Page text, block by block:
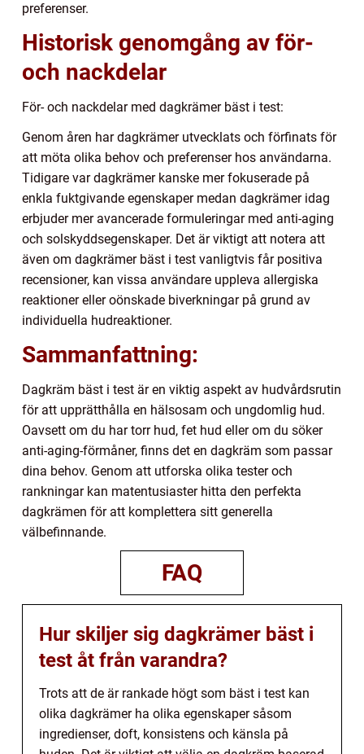
preferenser.
Historisk genomgång av för-
och nackdelar
För- och nackdelar med dagkrämer bäst i test:
Genom åren har dagkrämer utvecklats och förfinats för
att möta olika behov och preferenser hos användarna.
Tidigare var dagkrämer kanske mer fokuserade på
enkla fuktgivande egenskaper medan dagkrämer idag
erbjuder mer avancerade formuleringar med anti-aging
och solskyddsegenskaper. Det är viktigt att notera att
även om dagkrämer bäst i test vanligtvis får positiva
recensioner, kan vissa användare uppleva allergiska
reaktioner eller oönskade biverkningar på grund av
individuella hudreaktioner.
Sammanfattning:
Dagkräm bäst i test är en viktig aspekt av hudvårdsrutin
för att upprätthålla en hälsosam och ungdomlig hud.
Oavsett om du har torr hud, fet hud eller om du söker
anti-aging-förmåner, finns det en dagkräm som passar
dina behov. Genom att utforska olika tester och
rankningar kan matentusiaster hitta den perfekta
dagkrämen för att komplettera sitt generella
välbefinnande.
FAQ
Hur skiljer sig dagkrämer bäst i
test åt från varandra?
Trots att de är rankade högt som bäst i test kan
olika dagkrämer ha olika egenskaper såsom
ingredienser, doft, konsistens och känsla på